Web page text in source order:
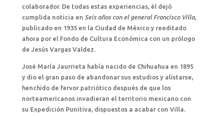
colaborador. De todas estas experiencias, él dejó
cumplida noticia en Seis años con el general Francisco Villa,
publicado en 1935 en la Ciudad de México y reeditado
ahora por el Fondo de Cultura Económica con un prólogo
de Jesús Vargas Valdez.
José María Jaurrieta había nacido de Chihuahua en 1895
y dio el gran paso de abandonar sus estudios y alistarse,
henchido de fervor patriótico después de que los
norteamericanos invadieran el territorio mexicano con
su Expedición Punitiva, dispuestos a acabar con Villa.